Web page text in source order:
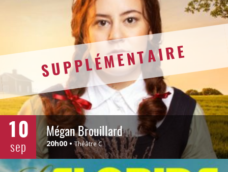
SUPPLÉMENTAIRE
10
sep
Mégan Brouillard
20h00 Théâtre C